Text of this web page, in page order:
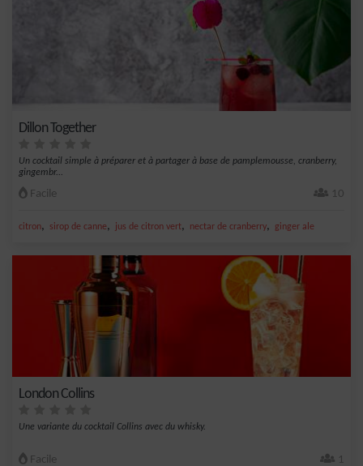
Dillon Together
Un cocktail simple à préparer et à partager à base de pamplemousse, cranberry,
gingembr...
Facile 10
citron, sirop de canne, jus de citron vert, nectar de cranberry, ginger ale
London Collins
Une variante du cocktail Collins avec du whisky.
Facile 1